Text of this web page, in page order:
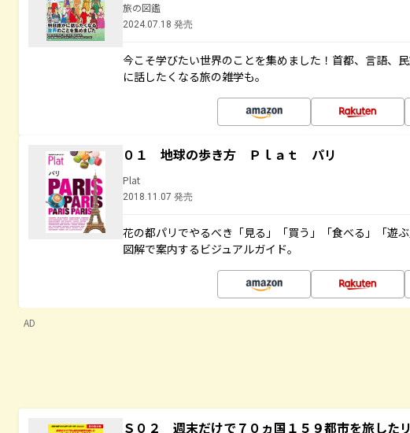
旅の図鑑
2024.07.18 発売
今こそ学びたい世界のことを集めました！首都、言語、
に話したくなる旅の雑学も。
０１ 地球の歩き方 Ｐｌａｔ パリ
Plat
2018.11.07 発売
花の都パリでやるべき「見る」「買う」「食べる」「遊
図解で案内するビジュアルガイド。
AD
Ｓ０２ 週末だけで７０ヵ国１５９都市を旅した